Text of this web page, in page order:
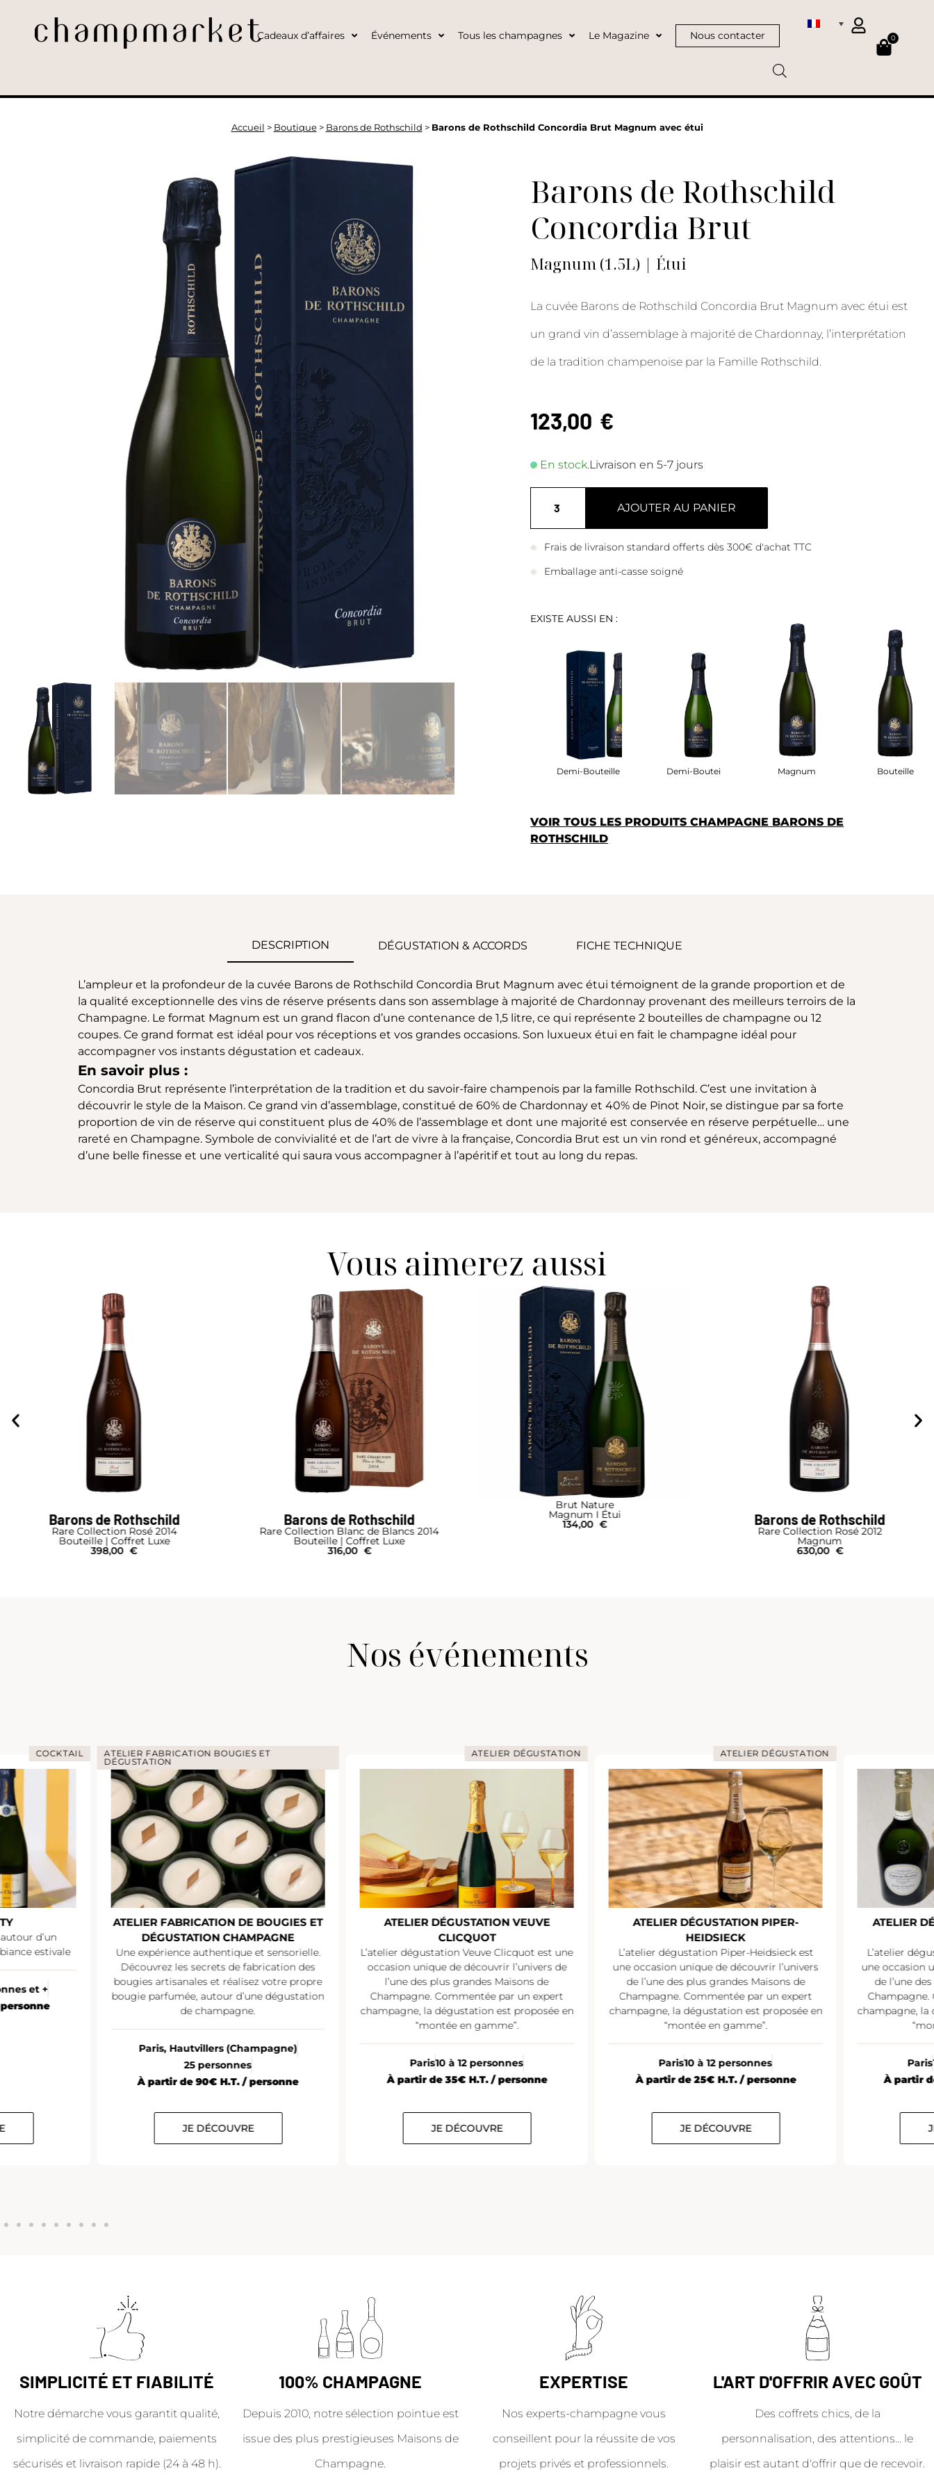
Cadeaux d’affaires Événements Tous les champagnes Le Magazine Nous contacter 0
Accueil > Boutique> Barons de Rothschild > Barons de Rothschild Concordia Brut Magnum avec étui
Barons de Rothschild
Concordia Brut
Magnum (1.5L) | Étui
La cuvée Barons de Rothschild Concordia Brut Magnum avec étui est
un grand vin d’assemblage à majorité de Chardonnay, l’interprétation
de la tradition champenoise par la Famille Rothschild.
123,00 €
En stock.Livraison en 5-7 jours
AJOUTER AU PANIER
Frais de livraison standard offerts dès 300€ d'achat TTC
Emballage anti-casse soigné
EXISTE AUSSI EN :
Demi-Bouteille I Étui Demi-Bouteille Magnum Bouteille
VOIR TOUS LES PRODUITS CHAMPAGNE BARONS DE
ROTHSCHILD
DESCRIPTION DÉGUSTATION & ACCORDS FICHE TECHNIQUE
L’ampleur et la profondeur de la cuvée Barons de Rothschild Concordia Brut Magnum avec étui témoignent de la grande proportion et de
la qualité exceptionnelle des vins de réserve présents dans son assemblage à majorité de Chardonnay provenant des meilleurs terroirs de la
Champagne. Le format Magnum est un grand flacon d’une contenance de 1,5 litre, ce qui représente 2 bouteilles de champagne ou 12
coupes. Ce grand format est idéal pour vos réceptions et vos grandes occasions. Son luxueux étui en fait le champagne idéal pour
accompagner vos instants dégustation et cadeaux.
En savoir plus :
Concordia Brut représente l’interprétation de la tradition et du savoir-faire champenois par la famille Rothschild. C’est une invitation à
découvrir le style de la Maison. Ce grand vin d’assemblage, constitué de 60% de Chardonnay et 40% de Pinot Noir, se distingue par sa forte
proportion de vin de réserve qui constituent plus de 40% de l’assemblage et dont une majorité est conservée en réserve perpétuelle… une
rareté en Champagne. Symbole de convivialité et de l’art de vivre à la française, Concordia Brut est un vin rond et généreux, accompagné
d’une belle finesse et une verticalité qui saura vous accompagner à l’apéritif et tout au long du repas.
Vous aimerez aussi
Barons de Rothschild
Rare Collection Blanc de Blancs 2014
Bouteille | Coffret Luxe
316,00 €
Magnum I Étui
134,00 € Barons de Rothschild
Rare Collection Rosé 2012
Barons de Rothschild
Rare Collection Blanc de Blancs 2012
Magnum
485,00 €
Nos événements
BOUGIES ET
et sensorielle.
des
dégustation
ATELIER DÉGUSTATION
ATELIER DÉGUSTATION VEUVE
CLICQUOT
L’atelier dégustation Veuve Clicquot est une
occasion unique de découvrir l’univers de
l’une des plus grandes Maisons de
Champagne. Commentée par un expert
champagne, la dégustation est proposée en
Paris10 à 12 personnes
À partir de 35€ H.T. / personne
JE DÉCOUVRE
ATELIER DÉGUSTATION
ATELIER DÉGUSTATION PIPER-
HEIDSIECK
L’atelier dégustation Piper-Heidsieck est
une occasion unique de découvrir l’univers
de l’une des plus grandes Maisons de
Champagne. Commentée par un expert
champagne, la dégustation est proposée en
“montée en gamme”.
Paris10 à 12 personnes
À partir de 25€ H.T. / personne
JE DÉCOUVRE
ATELIER DÉGUSTATION
ATELIER DÉGUSTATION LAURENT-
PERRIER
L’atelier dégustation Laurent-Perrier est
une occasion unique de découvrir l’univers
de l’une des plus grandes Maisons de
Champagne. Commentée par un expert
champagne, la dégustation est proposée en
“montée en gamme”.
Paris10 à 12 personnes
À partir de 38€ H.T. / personne
JE DÉCOUVRE
ATELIER
L’atelier
est une
l’univers de
de
champagne,
À partir
SIMPLICITÉ ET FIABILITÉ
Notre démarche vous garantit qualité,
simplicité de commande, paiements
sécurisés et livraison rapide (24 à 48 h).
100% CHAMPAGNE
Depuis 2010, notre sélection pointue est
issue des plus prestigieuses Maisons de
Champagne.
EXPERTISE
Nos experts-champagne vous
conseillent pour la réussite de vos
projets privés et professionnels.
L'ART D'OFFRIR AVEC GOÛT
Des coffrets chics, de la
personnalisation, des attentions… le
plaisir est autant d'offrir que de recevoir.